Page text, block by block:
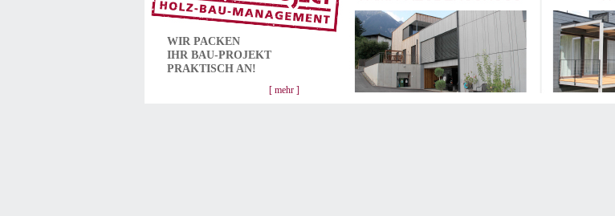
WIR PACKEN
IHR BAU-PROJEKT
PRAKTISCH AN!
[ mehr ]